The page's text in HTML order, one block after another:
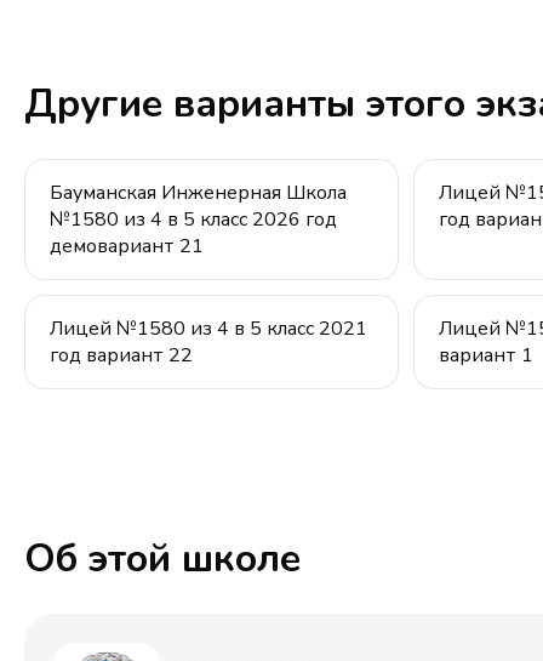
Другие варианты этого
Бауманская Инженерная Школа
№1580 из 4 в 5 класс 2026 год
демовариант 21
Лицей
год
Лицей №1580 из 4 в 5 класс 2021
год вариант 22
Лицей
вариант 1
Об этой школе